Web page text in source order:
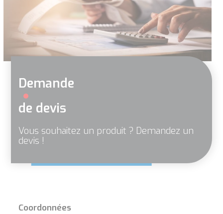
Demande
de devis
Vous souhaitez un produit ? Demandez un
devis !
Coordonnées